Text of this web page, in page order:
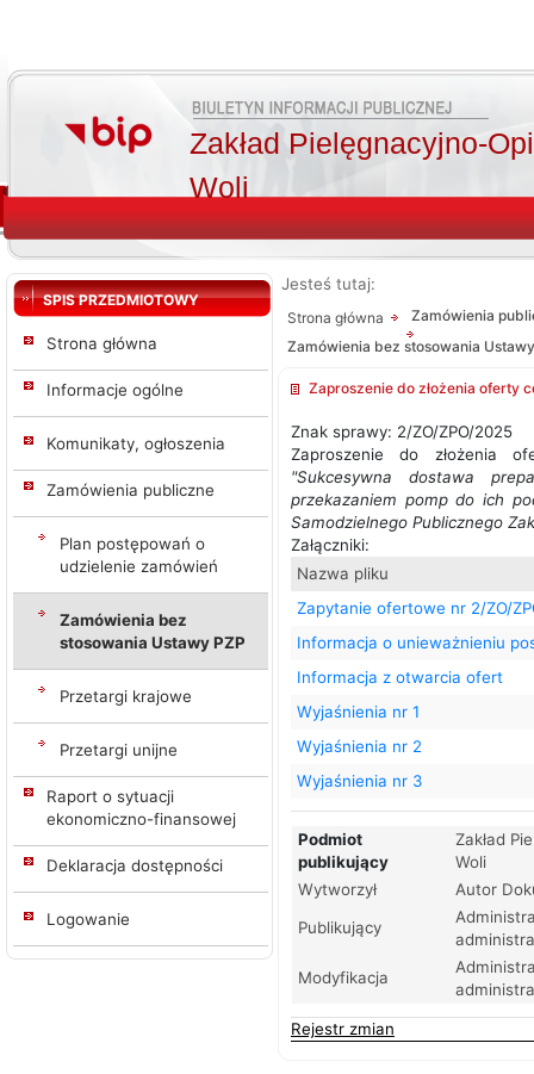
Zakład Pielęgnacyjno-
Woli
SPIS PRZEDMIOTOWY
Strona główna
Informacje ogólne
Komunikaty, ogłoszenia
Zamówienia publiczne
Plan postępowań o
udzielenie zamówień
Zamówienia bez
stosowania Ustawy PZP
Przetargi krajowe
Przetargi unijne
Raport o sytuacji
ekonomiczno-finansowej
Deklaracja dostępności
Logowanie
Jesteś tutaj:
Strona główna
Zamówienia
Zamówienia bez stosowania
Zaproszenie do złożenia oferty
Znak sprawy: 2/ZO/ZPO/2025
Zaproszenie do złożenia
"Sukcesywna dostawa
przekazaniem pomp do ich
Samodzielnego Publicznego
Załączniki:
Nazwa pliku
Zapytanie ofertowe nr 2/ZO/
Informacja o unieważnieniu
Informacja z otwarcia ofert
Wyjaśnienia nr 1
Wyjaśnienia nr 2
Wyjaśnienia nr 3
Podmiot
publikujący
Zakład
Woli
Wytworzył
Autor
Publikujący
Modyfikacja
Rejestr zmian